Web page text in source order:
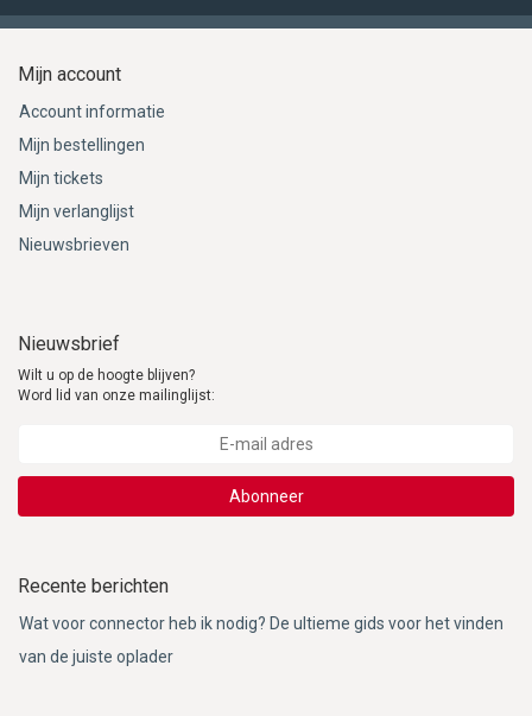
Mijn account
Account informatie
Mijn bestellingen
Mijn tickets
Mijn verlanglijst
Nieuwsbrieven
Nieuwsbrief
Wilt u op de hoogte blijven?
Word lid van onze mailinglijst:
Abonneer
Recente berichten
Wat voor connector heb ik nodig? De ultieme gids voor het vinden
van de juiste oplader